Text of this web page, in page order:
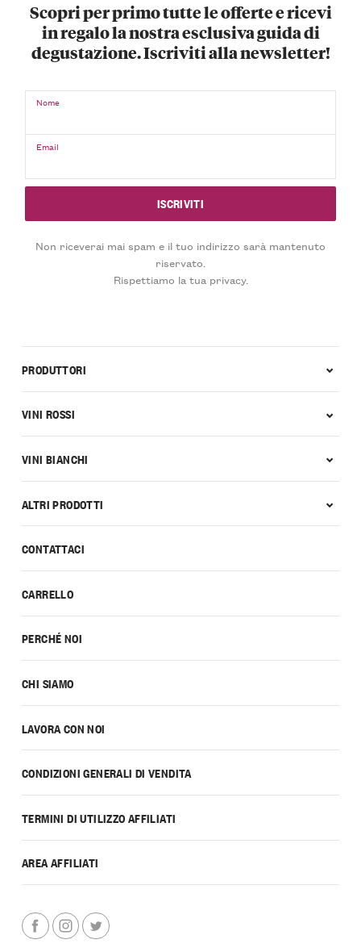
Scopri per primo tutte le offerte e ricevi
in regalo la nostra esclusiva guida di
degustazione. Iscriviti alla newsletter!
Nome
Email
Non riceverai mai spam e il tuo indirizzo sarà mantenuto
riservato.
Rispettiamo la tua privacy.
CONTATTACI
CARRELLO
PERCHÉ NOI
CHI SIAMO
LAVORA CON NOI
CONDIZIONI GENERALI DI VENDITA
TERMINI DI UTILIZZO AFFILIATI
AREA AFFILIATI
PRODUTTORI
VINI ROSSI
VINI BIANCHI
ALTRI PRODOTTI